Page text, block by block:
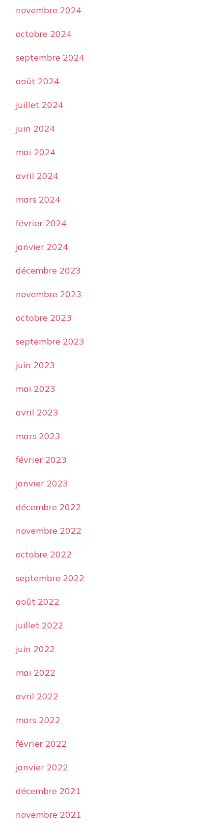
novembre 2024
octobre 2024
septembre 2024
août 2024
juillet 2024
juin 2024
mai 2024
avril 2024
mars 2024
février 2024
janvier 2024
décembre 2023
novembre 2023
octobre 2023
septembre 2023
juin 2023
mai 2023
avril 2023
mars 2023
février 2023
janvier 2023
décembre 2022
novembre 2022
octobre 2022
septembre 2022
août 2022
juillet 2022
juin 2022
mai 2022
avril 2022
mars 2022
février 2022
janvier 2022
décembre 2021
novembre 2021